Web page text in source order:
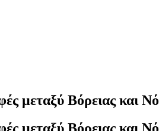
μεταξύ Βόρειας